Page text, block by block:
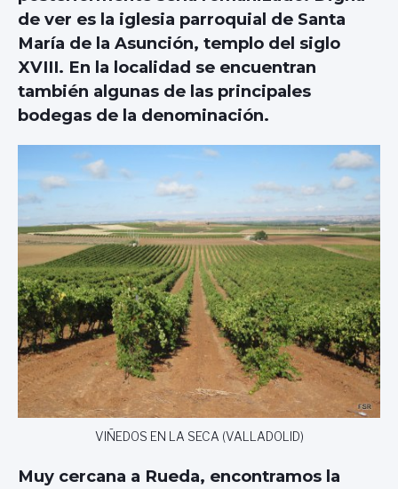
de ver es la iglesia parroquial de Santa
María de la Asunción, templo del siglo
XVIII. En la localidad se encuentran
también algunas de las principales
bodegas de la denominación.
VIÑEDOS EN LA SECA (VALLADOLID)
Muy cercana a Rueda, encontramos la